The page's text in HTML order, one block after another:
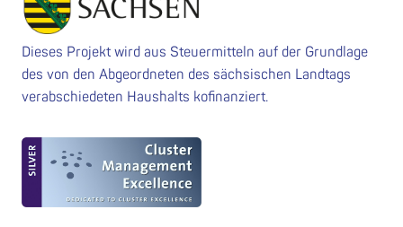
Dieses Projekt wird aus Steuermitteln auf der Grundlage
des von den Abgeordneten des sächsischen Landtags
verabschiedeten Haushalts kofinanziert.